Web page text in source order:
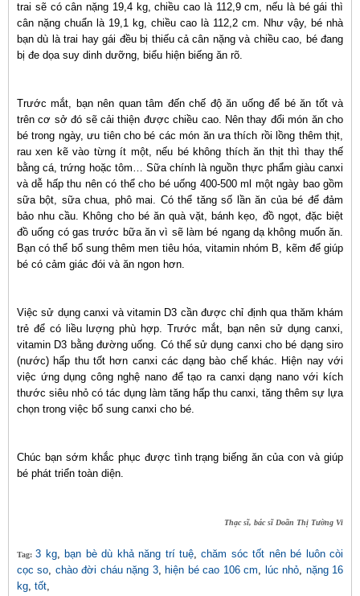
trai sẽ có cân nặng 19,4 kg, chiều cao là 112,9 cm, nếu là bé gái thì
cân nặng chuẩn là 19,1 kg, chiều cao là 112,2 cm. Như vậy, bé nhà
bạn dù là trai hay gái đều bị thiếu cả cân nặng và chiều cao, bé đang
bị đe dọa suy dinh dưỡng, biểu hiện biếng ăn rõ.
Trước mắt, bạn nên quan tâm đến chế độ ăn uống để bé ăn tốt và
trên cơ sở đó sẽ cải thiện được chiều cao. Nên thay đổi món ăn cho
bé trong ngày, ưu tiên cho bé các món ăn ưa thích rồi lồng thêm thịt,
rau xen kẽ vào từng ít một, nếu bé không thích ăn thịt thì thay thế
bằng cá, trứng hoặc tôm… Sữa chính là nguồn thực phẩm giàu canxi
và dễ hấp thu nên có thể cho bé uống 400-500 ml một ngày bao gồm
sữa bột, sữa chua, phô mai. Có thể tăng số lần ăn của bé để đảm
bảo nhu cầu. Không cho bé ăn quà vặt, bánh kẹo, đồ ngọt, đặc biệt
đồ uống có gas trước bữa ăn vì sẽ làm bé ngang dạ không muốn ăn.
Bạn có thể bổ sung thêm men tiêu hóa, vitamin nhóm B, kẽm để giúp
bé có cảm giác đói và ăn ngon hơn.
Việc sử dụng canxi và vitamin D3 cần được chỉ định qua thăm khám
trẻ để có liều lượng phù hợp. Trước mắt, bạn nên sử dụng canxi,
vitamin D3 bằng đường uống. Có thể sử dụng canxi cho bé dạng siro
(nước) hấp thu tốt hơn canxi các dạng bào chế khác. Hiện nay với
việc ứng dụng công nghệ nano để tạo ra canxi dạng nano với kích
thước siêu nhỏ có tác dụng làm tăng hấp thu canxi, tăng thêm sự lựa
chọn trong việc bổ sung canxi cho bé.
Chúc bạn sớm khắc phục được tình trạng biếng ăn của con và giúp
bé phát triển toàn diện.
Thạc sĩ, bác sĩ Doãn Thị Tường Vi
Tag:3 kg, bạn bè dù khả năng trí tuệ,chăm sóc tốt nên bé luôn còi
cọc so, chào đời cháu nặng 3, hiện bé cao 106 cm, lúc nhỏ, nặng 16
kg, tốt,